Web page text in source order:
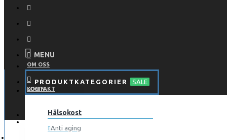
OM OSS
KONTAKT
LOGGA IN
MENU
PRODUKTKATEGORIER SALE
Hälsokost
Anti aging
LOGIN
REGISTER